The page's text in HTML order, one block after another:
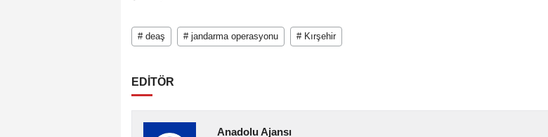
# deaş # jandarma operasyonu # Kırşehir
EDİTÖR
Anadolu Ajansı